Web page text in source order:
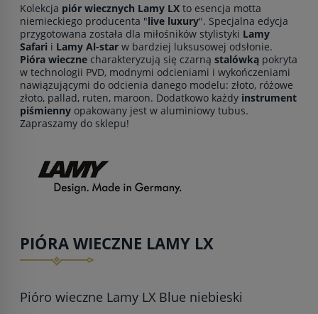
Kolekcja piór wiecznych Lamy LX to esencja motta
niemieckiego producenta "live luxury". Specjalna edycja
przygotowana została dla miłośników stylistyki Lamy
Safari i Lamy Al-star w bardziej luksusowej odsłonie.
Pióra wieczne charakteryzują się czarną stalówką pokryta
w technologii PVD, modnymi odcieniami i wykończeniami
nawiązującymi do odcienia danego modelu: złoto, różowe
złoto, pallad, ruten, maroon. Dodatkowo każdy instrument
piśmienny opakowany jest w aluminiowy tubus.
Zapraszamy do sklepu!
PIÓRA WIECZNE LAMY LX
Pióro wieczne Lamy LX Blue niebieski